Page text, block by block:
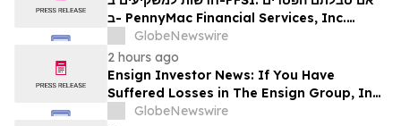
ב- PennyMac Financial Services, Inc.
(NYSE: PFSI), אתם מוזמנים ליצור קשר עם
משרד רוזן עורכי דין בנוגע לזכויותיכם
GlobeNewswire
2 hours ago
Ensign Investor News: If You Have
Suffered Losses in The Ensign Group, Inc.
(NASDAQ: ENSG), You Are Encouraged to
GlobeNewswire